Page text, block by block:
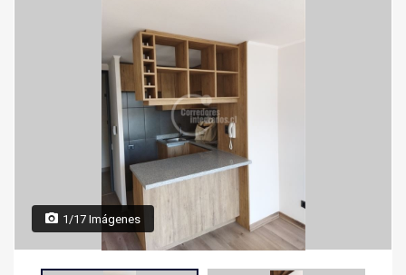
1/17 Imágenes